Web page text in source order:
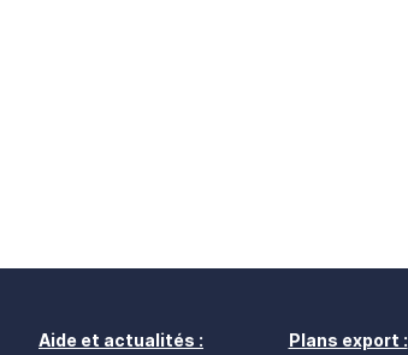
Aide et actualités : Plans export :